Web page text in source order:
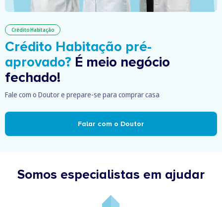
Crédito Habitação
Crédito Habitação pré-
aprovado? É meio negócio
fechado!
Fale com o Doutor e prepare-se para comprar casa
Falar com o Doutor
Somos especialistas em ajudar